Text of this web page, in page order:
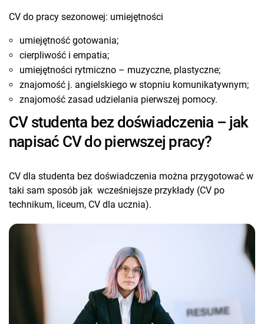
CV do pracy sezonowej: umiejętności
umiejętność gotowania;
cierpliwość i empatia;
umiejętności rytmiczno – muzyczne, plastyczne;
znajomość j. angielskiego w stopniu komunikatywnym;
znajomość zasad udzielania pierwszej pomocy.
CV studenta bez doświadczenia – jak
napisać CV do pierwszej pracy?
CV dla studenta bez doświadczenia można przygotować w
taki sam sposób jak wcześniejsze przykłady (CV po
technikum, liceum, CV dla ucznia).